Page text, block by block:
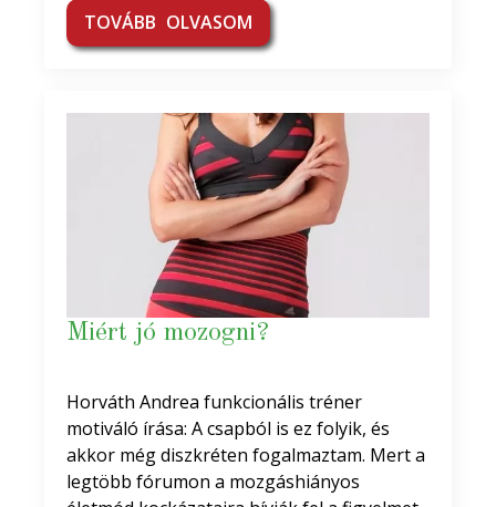
TOVÁBB OLVASOM
Miért jó mozogni?
Horváth Andrea funkcionális tréner
motiváló írása: A csapból is ez folyik, és
akkor még diszkréten fogalmaztam. Mert a
legtöbb fórumon a mozgáshiányos